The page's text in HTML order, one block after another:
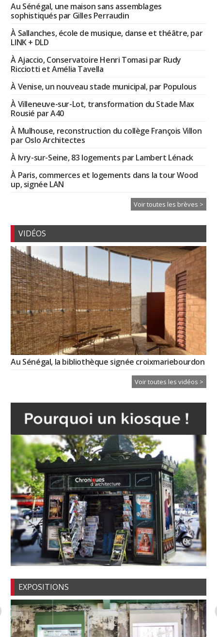
Au Sénégal, une maison sans assemblages
sophistiqués par Gilles Perraudin
À Sallanches, école de musique, danse et théâtre, par
LINK + DLD
À Ajaccio, Conservatoire Henri Tomasi par Rudy
Ricciotti et Amélia Tavella
À Venise, un nouveau stade municipal, par Populous
À Villeneuve-sur-Lot, transformation du Stade Max
Rousié par A40
À Mulhouse, reconstruction du collège François Villon
par Oslo Architectes
À Ivry-sur-Seine, 83 logements par Lambert Lénack
À Paris, commerces et logements dans la tour Wood
up, signée LAN
Voir toutes les brèves >
VIDÉOS
Au Sénégal, la bibliothèque signée croixmariebourdon
Voir toutes les vidéos >
EXPOSITIONS